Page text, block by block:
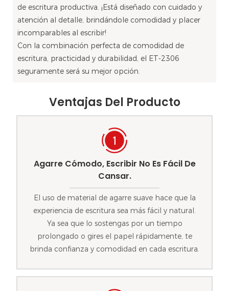
de escritura productiva. ¡Está diseñado con cuidado y
atención al detalle, brindándole comodidad y placer
incomparables al escribir!
Con la combinación perfecta de comodidad de
escritura, practicidad y durabilidad, el ET-2306
seguramente será su mejor opción.
Ventajas Del Producto
Agarre Cómodo, Escribir No Es Fácil De
Cansar.
El uso de material de agarre suave hace que la
experiencia de escritura sea más fácil y natural.
Ya sea que lo sostengas por un tiempo
prolongado o gires el papel rápidamente, te
brinda confianza y comodidad en cada escritura.